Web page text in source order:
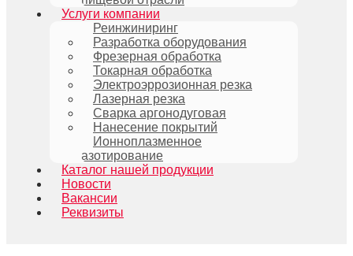
Услуги компании
Реинжиниринг
Разработка оборудования
Фрезерная обработка
Токарная обработка
Электроэррозионная резка
Лазерная резка
Сварка аргонодуговая
Нанесение покрытий
Ионноплазменное
азотирование
Каталог нашей продукции
Новости
Вакансии
Реквизиты